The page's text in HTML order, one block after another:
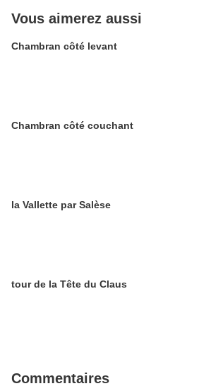
Vous aimerez aussi
Chambran côté levant
Chambran côté couchant
la Vallette par Salèse
tour de la Tête du Claus
Commentaires